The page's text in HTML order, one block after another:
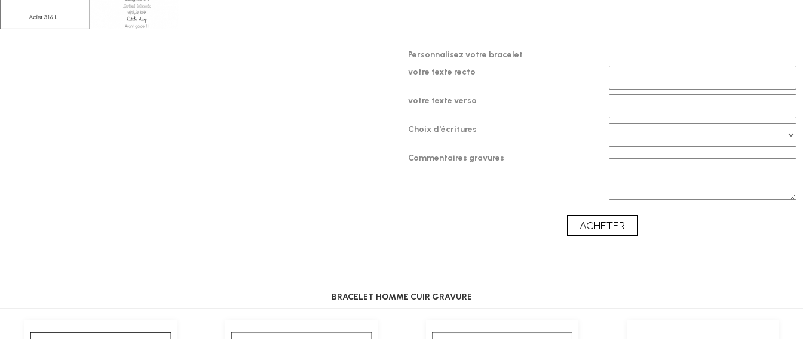
Personnalisez votre bracelet
votre texte recto
votre texte verso
Choix d'écritures
Commentaires gravures
BRACELET HOMME CUIR GRAVURE